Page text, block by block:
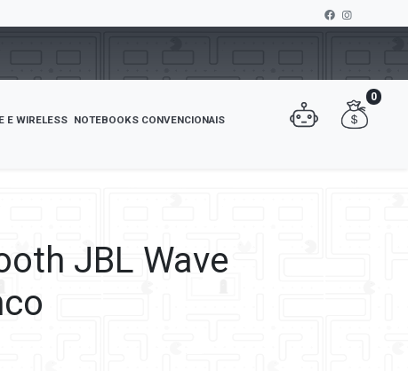
0
E WIRELESS NOTEBOOKS CONVENCIONAIS
JBL Wave